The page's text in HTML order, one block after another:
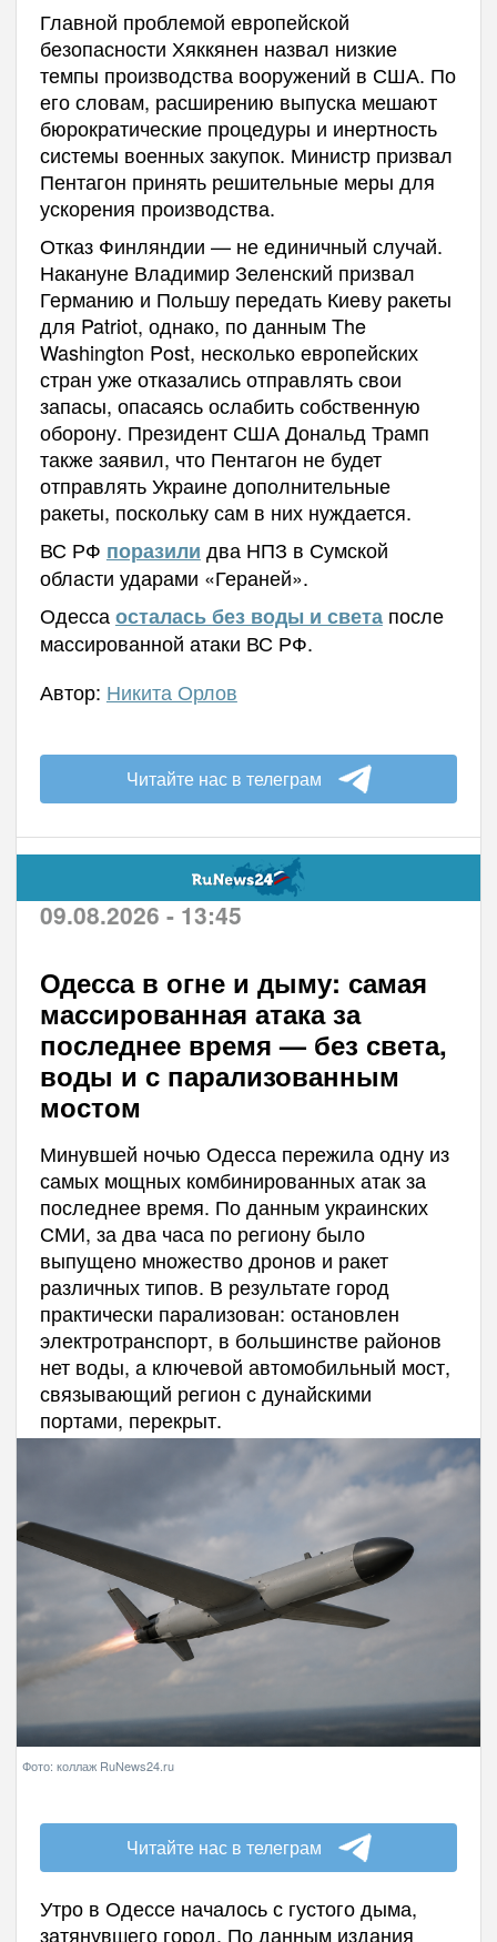
Главной проблемой европейской
безопасности Хяккянен назвал низкие
темпы производства вооружений в США. По
его словам, расширению выпуска мешают
бюрократические процедуры и инертность
системы военных закупок. Министр призвал
Пентагон принять решительные меры для
ускорения производства.
Отказ Финляндии — не единичный случай.
Накануне Владимир Зеленский призвал
Германию и Польшу передать Киеву ракеты
для Patriot, однако, по данным The
Washington Post, несколько европейских
стран уже отказались отправлять свои
запасы, опасаясь ослабить собственную
оборону. Президент США Дональд Трамп
также заявил, что Пентагон не будет
отправлять Украине дополнительные
ракеты, поскольку сам в них нуждается.
ВС РФ поразили два НПЗ в Сумской
области ударами «Гераней».
Одессаосталась без воды и светапосле
массированной атаки ВС РФ.
Автор: Никита Орлов
Читайте нас в телеграм
09.08.2026 - 13:45
Одесса в огне и дыму: самая
массированная атака за
последнее время — без света,
воды и с парализованным
мостом
Минувшей ночью Одесса пережила одну из
самых мощных комбинированных атак за
последнее время. По данным украинских
СМИ, за два часа по региону было
выпущено множество дронов и ракет
различных типов. В результате город
практически парализован: остановлен
электротранспорт, в большинстве районов
нет воды, а ключевой автомобильный мост,
связывающий регион с дунайскими
портами, перекрыт.
Фото: коллаж RuNews24.ru
Читайте нас в телеграм
Утро в Одессе началось с густого дыма,
затянувшего город. По данным издания